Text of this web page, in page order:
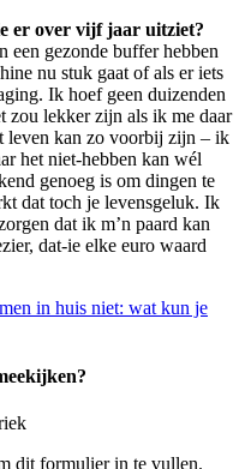
er over vijf jaar uitziet?
gezonde buffer hebben
nu stuk gaat of als er iets
Ik hoef geen duizenden
zou lekker zijn als ik me daar
leven kan zo voorbij zijn – ik
het niet-hebben kan wél
genoeg is om dingen te
dat toch je levensgeluk. Ik
dat ik m’n paard kan
dat-ie elke euro waard
in huis niet: wat kun je
dit formulier in te vullen.